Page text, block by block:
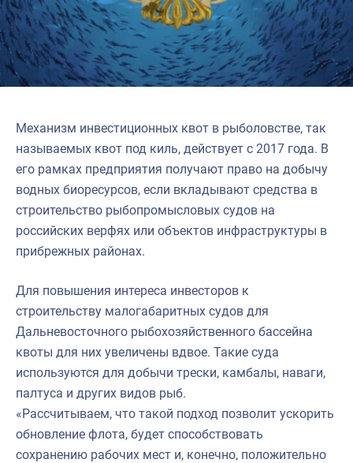
Механизм инвестиционных квот в рыболовстве, так
называемых квот под киль, действует с 2017 года. В
его рамках предприятия получают право на добычу
водных биоресурсов, если вкладывают средства в
строительство рыбопромысловых судов на
российских верфях или объектов инфраструктуры в
прибрежных районах.
Для повышения интереса инвесторов к
строительству малогабаритных судов для
Дальневосточного рыбохозяйственного бассейна
квоты для них увеличены вдвое. Такие суда
используются для добычи трески, камбалы, наваги,
палтуса и других видов рыб.
«Рассчитываем, что такой подход позволит ускорить
обновление флота, будет способствовать
сохранению рабочих мест и, конечно, положительно